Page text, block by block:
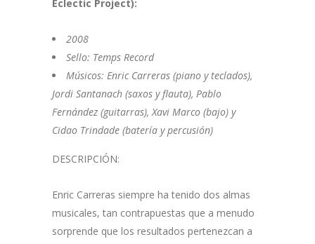
Eclectic Project):
2008
Sello: Temps Record
Músicos: Enric Carreras (piano y teclados),
Jordi Santanach (saxos y flauta), Pablo
Fernández (guitarras), Xavi Marco (bajo) y
Cidao Trindade (batería y percusión)
DESCRIPCIÓN:
Enric Carreras siempre ha tenido dos almas
musicales, tan contrapuestas que a menudo
sorprende que los resultados pertenezcan a